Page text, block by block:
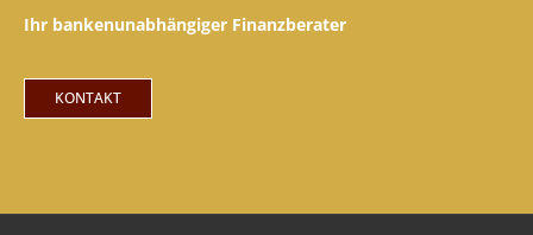
Ihr bankenunabhängiger Finanzberater
KONTAKT